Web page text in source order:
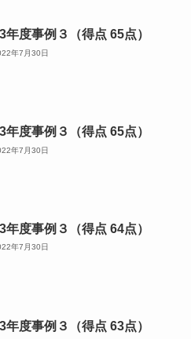
年度事例３（得点 65点）
年7月30日
年度事例３（得点 65点）
年7月30日
年度事例３（得点 64点）
年7月30日
年度事例３（得点 63点）